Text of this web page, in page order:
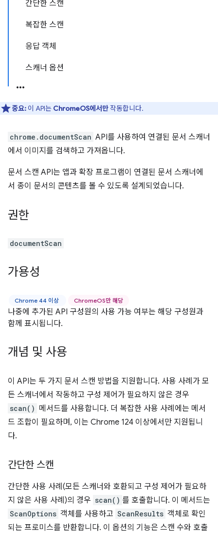
간단한 스캔
복잡한 스캔
응답 객체
스캐너 옵션
중요: 이 API는 ChromeOS에서만작동합니다.
chrome.documentScan API를 사용하여 연결된 문서 스캐너
에서 이미지를 검색하고 가져옵니다.
문서 스캔 API는 앱과 확장 프로그램이 연결된 문서 스캐너에
서 종이 문서의 콘텐츠를 볼 수 있도록 설계되었습니다.
권한
documentScan
가용성
Chrome 44 이상 ChromeOS만 해당
나중에 추가된 API 구성원의 사용 가능 여부는 해당 구성원과
함께 표시됩니다.
개념 및 사용
이 API는 두 가지 문서 스캔 방법을 지원합니다. 사용 사례가 모
든 스캐너에서 작동하고 구성 제어가 필요하지 않은 경우
scan() 메서드를 사용합니다. 더 복잡한 사용 사례에는 메서
드 조합이 필요하며, 이는 Chrome 124 이상에서만 지원됩니
다.
간단한 스캔
간단한 사용 사례(모든 스캐너와 호환되고 구성 제어가 필요하
지 않은 사용 사례)의 경우 scan() 를 호출합니다. 이 메서드는
ScanOptions 객체를 사용하고 ScanResults 객체로 확인
되는 프로미스를 반환합니다. 이 옵션의 기능은 스캔 수와 호출